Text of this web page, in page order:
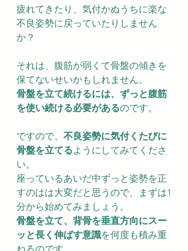
疲れてきたり、気付かぬうちに楽な
不良姿勢に戻っていたりしません
か？
それは、腹筋が弱くて骨盤の傾きを
保てないせいかもしれません。
骨盤を立て続けるには、ずっと腹筋
を使い続ける必要があるのです。
ですので、 不良姿勢に気付くたびに
骨盤を立てるようにしてみてくださ
い。
座っているあいだ中ずっと姿勢を正
すのはは大変だと思うので、まずは1
分から始めてみましょう。
骨盤を立て、背骨を垂直方向にスー
ッと長く伸ばす意識を何度も積み重